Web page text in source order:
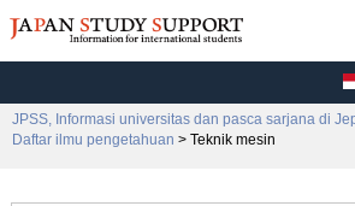
JPSS, Informasi universitas dan pasca sarjana di
Daftar ilmu pengetahuan > Teknik mesin